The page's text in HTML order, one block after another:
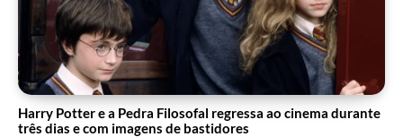
Harry Potter e a Pedra Filosofal regressa ao cinema durante
três dias e com imagens de bastidores